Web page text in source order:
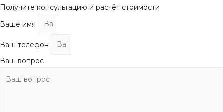
Получите консультацию и расчёт стоимости
Ваше имя
Ваш телефон
Ваш вопрос